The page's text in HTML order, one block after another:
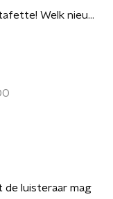
De onderwerpen estafette! Welk nieuws was volgens de luisteraar onderbelicht?
de luisteraar mag